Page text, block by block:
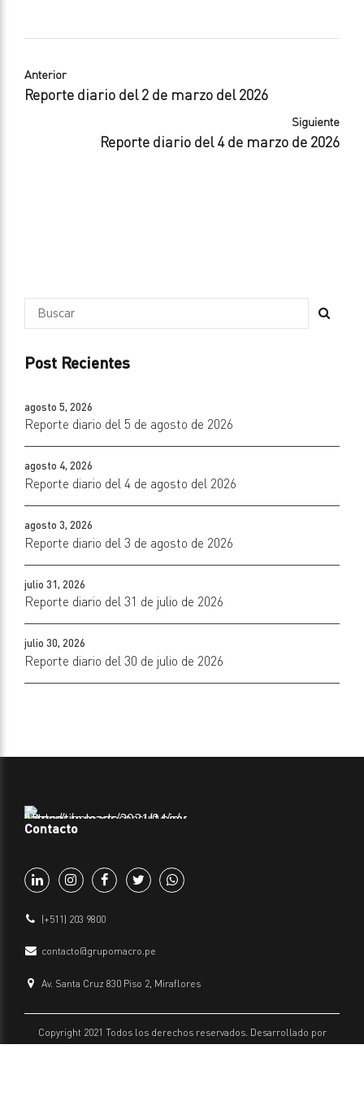
Anterior
Reporte diario del 2 de marzo del 2026
Siguiente
Reporte diario del 4 de marzo de 2026
Post Recientes
agosto 5, 2026
Reporte diario del 5 de agosto de 2026
agosto 4, 2026
Reporte diario del 4 de agosto del 2026
agosto 3, 2026
Reporte diario del 3 de agosto de 2026
julio 31, 2026
Reporte diario del 31 de julio de 2026
julio 30, 2026
Reporte diario del 30 de julio de 2026
Contacto
(+511) 203 9800
contacto@grupomacro.pe
Av. Santa Cruz 830 Piso 2, Miraflores
Copyright 2021 Todos los derechos reservados. Desarrollado por